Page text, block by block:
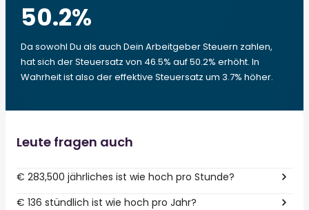
50.2%
Da sowohl Du als auch Dein Arbeitgeber Steuern zahlen,
hat sich der Steuersatz von 46.5% auf 50.2% erhöht. In
Wahrheit ist also der effektive Steuersatz um 3.7% höher.
Leute fragen auch
€ 283,500 jährliches ist wie hoch pro Stunde?
€ 136 stündlich ist wie hoch pro Jahr?